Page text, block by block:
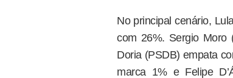
No principal cenário,
com 26%. Sergio Moro
Doria (PSDB) empata
marca 1% e Felipe